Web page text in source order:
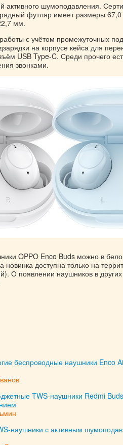
активного шумоподавления.
футляр имеет размеры
мм.
с учётом промежуточных
на корпусе кейса для
USB Type-C. Среди прочего
звонками.
OPPO Enco Buds можно в
новинка доступна только на
О появлении наушников в
беспроводные наушники Enco
TWS-наушники Redmi
наушники с активным